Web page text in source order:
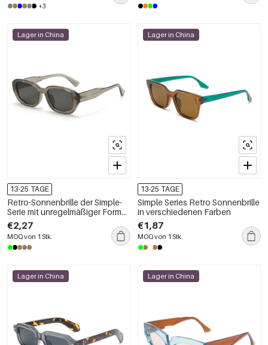
+3
Lager in China
13-25 TAGE
Retro-Sonnenbrille der Simple-
Serie mit unregelmäßiger Form
und einfarbigen Details
€2,27
MOQ von 1 Stk.
Lager in China
13-25 TAGE
Simple Series Retro Sonnenbrille
in verschiedenen Farben
€1,87
MOQ von 1 Stk.
Lager in China Lager in China